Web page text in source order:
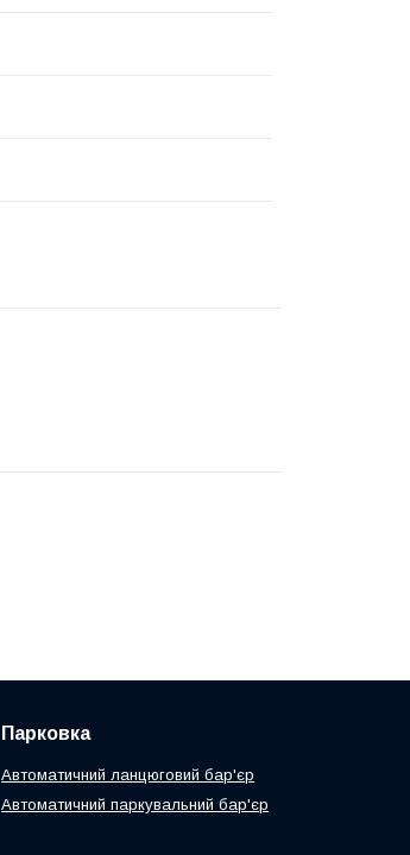
Парковка
Автоматичний ланцюговий бар'єр
Автоматичний паркувальний бар'єр